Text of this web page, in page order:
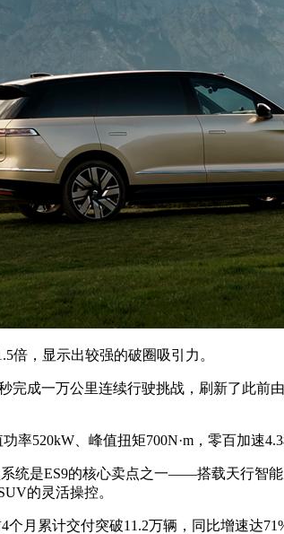
，显示出较强的破圈吸引力。
成一万公里连续行驶挑战，刷新了此前
、峰值扭矩700N·m，零百加速4.3
是ES9的核心卖点之一——搭载天行智
的灵活操控。
累计交付突破11.2万辆，同比增速达